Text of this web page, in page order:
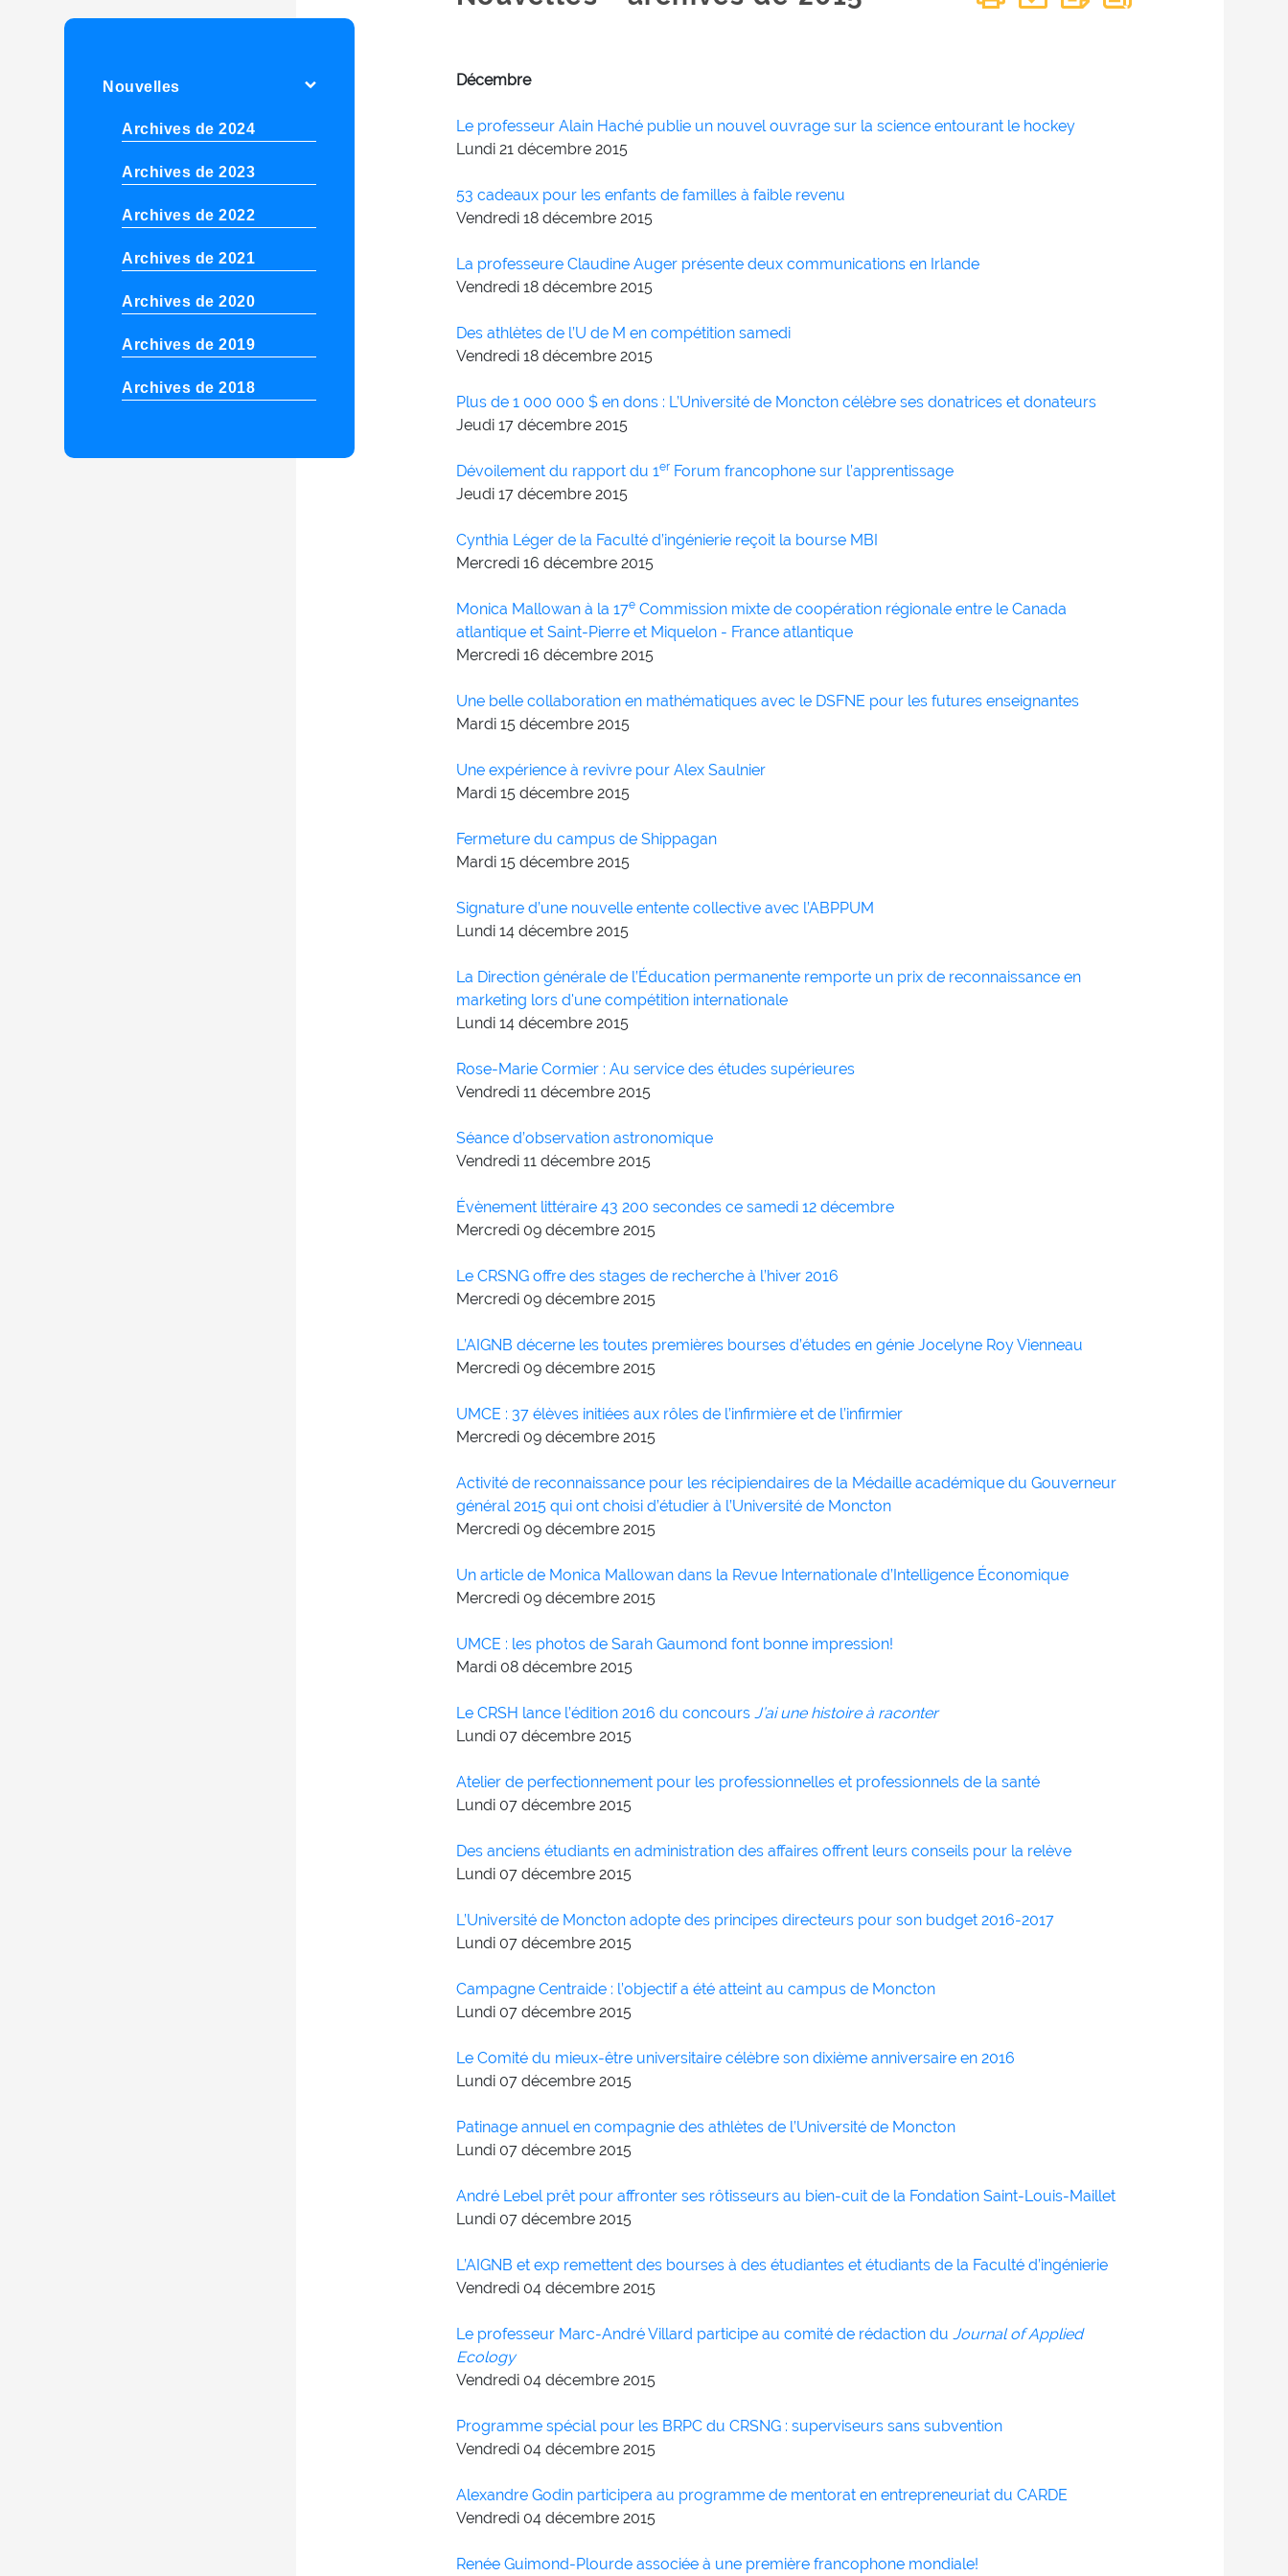
Nouvelles
Archives de 2024
Archives de 2023
Archives de 2022
Archives de 2021
Archives de 2020
Archives de 2019
Archives de 2018
Décembre
Le professeur Alain Haché publie un nouvel ouvrage sur la science entourant le hockey
Lundi 21 décembre2015
53 cadeaux pour les enfants de familles à faible revenu
Vendredi 18 décembre2015
La professeure Claudine Auger présente deux communications en Irlande
Vendredi 18 décembre2015
Des athlètes de l’U de M en compétition samedi
Vendredi 18 décembre2015
Plus de 1 000 000 $ en dons : L’Université de Moncton célèbre ses donatrices et donateurs
Jeudi 17 décembre2015
Dévoilement du rapport du 1erForum francophone sur l’apprentissage
Jeudi 17 décembre2015
Cynthia Léger de la Faculté d’ingénierie reçoit la bourse MBI
Mercredi 16 décembre2015
Monica Mallowan à la 17eCommission mixte de coopération régionale entre le Canada
atlantique et Saint-Pierre et Miquelon - France atlantique
Mercredi 16 décembre2015
Une belle collaboration en mathématiques avec le DSFNE pour les futures enseignantes
Mardi 15 décembre2015
Une expérience à revivre pour Alex Saulnier
Mardi 15 décembre2015
Fermeture du campus de Shippagan
Mardi 15 décembre2015
Signature d’une nouvelle entente collective avec l’ABPPUM
Lundi 14 décembre2015
La Direction générale de l’Éducation permanente remporte un prix de reconnaissance en
marketing lors d'une compétition internationale
Lundi 14 décembre2015
Rose-Marie Cormier : Au service des études supérieures
Vendredi 11 décembre2015
Séance d’observation astronomique
Vendredi 11 décembre2015
Évènement littéraire 43 200 secondes ce samedi 12 décembre
Mercredi 09 décembre2015
Le CRSNG offre des stages de recherche à l’hiver 2016
Mercredi 09 décembre2015
L’AIGNB décerne les toutes premières bourses d’études en génie Jocelyne Roy Vienneau
Mercredi 09 décembre2015
UMCE : 37 élèves initiées aux rôles de l’infirmière et de l’infirmier
Mercredi 09 décembre2015
Activité de reconnaissance pour les récipiendaires de la Médaille académique du Gouverneur
général 2015 qui ont choisi d’étudier à l’Université de Moncton
Mercredi 09 décembre2015
Un article de Monica Mallowan dans la Revue Internationale d’Intelligence Économique
Mercredi 09 décembre2015
UMCE : les photos de Sarah Gaumond font bonne impression!
Mardi 08 décembre2015
Le CRSH lance l’édition 2016 du concours J’ai une histoire à raconter
Lundi 07 décembre2015
Atelier de perfectionnement pour les professionnelles et professionnels de la santé
Lundi 07 décembre2015
Des anciens étudiants en administration des affaires offrent leurs conseils pour la relève
Lundi 07 décembre2015
L’Université de Moncton adopte des principes directeurs pour son budget 2016-2017
Lundi 07 décembre2015
Campagne Centraide : l’objectif a été atteint au campus de Moncton
Lundi 07 décembre2015
Le Comité du mieux-être universitaire célèbre son dixième anniversaire en 2016
Lundi 07 décembre2015
Patinage annuel en compagnie des athlètes de l’Université de Moncton
Lundi 07 décembre2015
André Lebel prêt pour affronter ses rôtisseurs au bien-cuit de la Fondation Saint-Louis-Maillet
Lundi 07 décembre2015
L’AIGNB et exp remettent des bourses à des étudiantes et étudiants de la Faculté d’ingénierie
Vendredi 04 décembre2015
Le professeur Marc-André Villard participe au comité de rédaction du Journal of Applied
Ecology
Vendredi 04 décembre2015
Programme spécial pour les BRPC du CRSNG : superviseurs sans subvention
Vendredi 04 décembre2015
Alexandre Godin participera au programme de mentorat en entrepreneuriat du CARDE
Vendredi 04 décembre2015
Renée Guimond-Plourde associée à une première francophone mondiale!